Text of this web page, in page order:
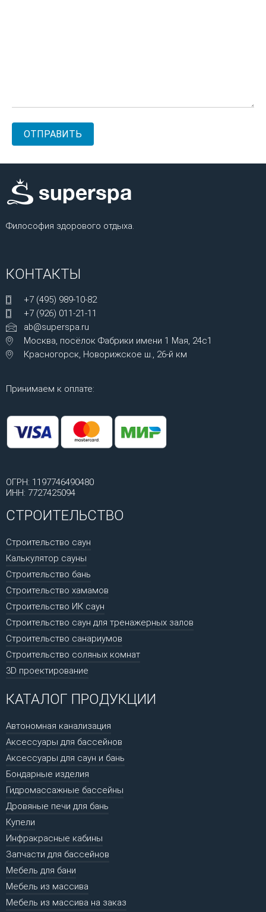
Философия здорового отдыха.
КОНТАКТЫ
+7 (495) 989-10-82
+7 (926) 011-21-11
ab@superspa.ru
Москва, посёлок Фабрики имени 1 Мая, 24с1
Красногорск, Новорижское ш., 26-й км
Принимаем к оплате:
ОГРН: 1197746490480
ИНН: 7727425094
СТРОИТЕЛЬСТВО
Строительство саун
Калькулятор сауны
Строительство бань
Строительство хамамов
Строительство ИК саун
Строительство саун для тренажерных залов
Строительство санариумов
Строительство соляных комнат
3D проектирование
КАТАЛОГ ПРОДУКЦИИ
Автономная канализация
Аксессуары для бассейнов
Аксессуары для саун и бань
Бондарные изделия
Гидромассажные бассейны
Дровяные печи для бань
Купели
Инфракрасные кабины
Запчасти для бассейнов
Мебель для бани
Мебель из массива
Мебель из массива на заказ